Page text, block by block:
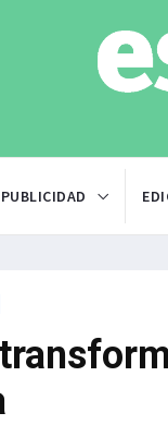
PUBLICIDAD